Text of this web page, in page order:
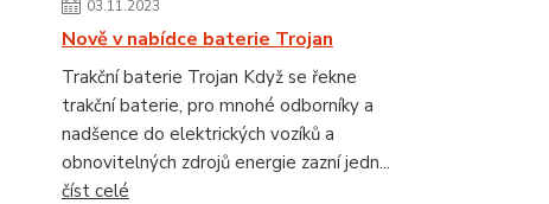
03.11.2023
Nově v nabídce baterie Trojan
Trakční baterie Trojan Když se řekne
trakční baterie, pro mnohé odborníky a
nadšence do elektrických vozíků a
obnovitelných zdrojů energie zazní jedn...
číst celé